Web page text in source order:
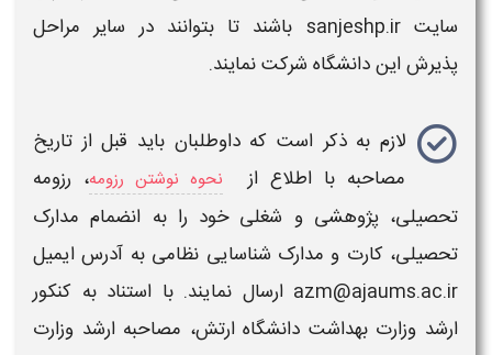
سایتsanjeshp.ir باشند تا بتوانند در سایر مراحل
پذیرش ایندانشگاه شرکت نمایند.
لازم به ذکر است که داوطلبان باید قبل از تاريخ
مصاحبهبا اطلاع از نحوه نوشتن رزومه، رزومه
تحصیلی، پژوهشی و شغلی خود را به انضمام مدارک
تحصیلی، کارت و مدارک شناسايی نظامی به آدرس ايمیل
azm@ajaums.ac.ir ارسال نمايند. با استناد به کنکور
ارشد وزارت بهداشت دانشگاه ارتش، مصاحبه ارشد وزارت